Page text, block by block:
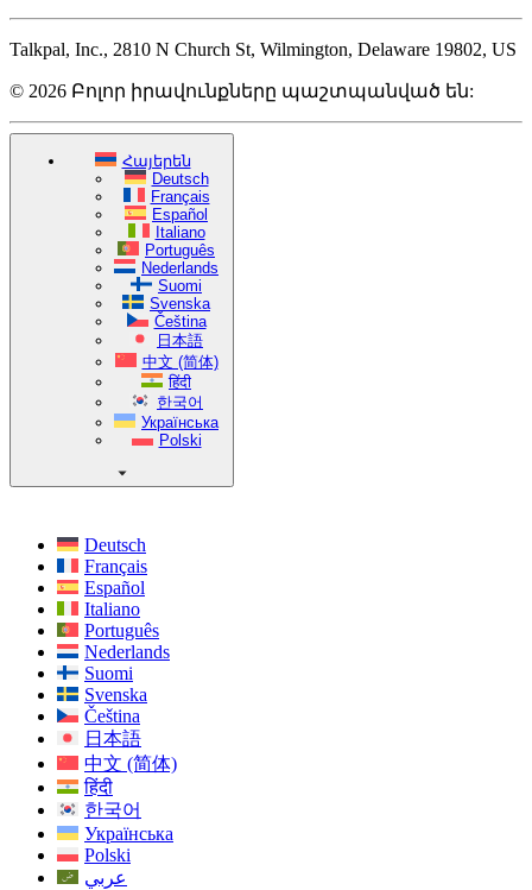
Talkpal, Inc., 2810 N Church St, Wilmington, Delaware 19802, US
© 2026 Բոլոր իրավունքները պաշտպանված են:
Հայերեն
Deutsch
Français
Español
Italiano
Português
Nederlands
Suomi
Svenska
Čeština
日本語
中文 (简体)
हिंदी
한국어
Українська
Polski
Deutsch
Français
Español
Italiano
Português
Nederlands
Suomi
Svenska
Čeština
日本語
中文 (简体)
हिंदी
한국어
Українська
Polski
عربي